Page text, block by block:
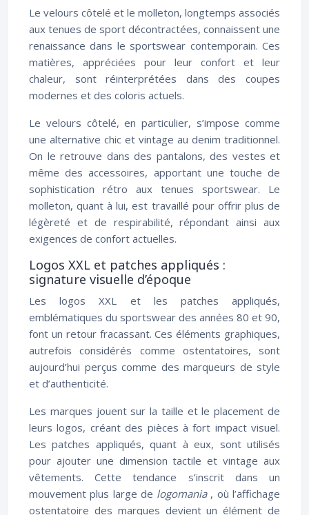
Le velours côtelé et le molleton, longtemps associés
aux tenues de sport décontractées, connaissent une
renaissance dans le sportswear contemporain. Ces
matières, appréciées pour leur confort et leur
chaleur, sont réinterprétées dans des coupes
modernes et des coloris actuels.
Le velours côtelé, en particulier, s’impose comme
une alternative chic et vintage au denim traditionnel.
On le retrouve dans des pantalons, des vestes et
même des accessoires, apportant une touche de
sophistication rétro aux tenues sportswear. Le
molleton, quant à lui, est travaillé pour offrir plus de
légèreté et de respirabilité, répondant ainsi aux
exigences de confort actuelles.
Logos XXL et patches appliqués :
signature visuelle d’époque
Les logos XXL et les patches appliqués,
emblématiques du sportswear des années 80 et 90,
font un retour fracassant. Ces éléments graphiques,
autrefois considérés comme ostentatoires, sont
aujourd’hui perçus comme des marqueurs de style
et d’authenticité.
Les marques jouent sur la taille et le placement de
leurs logos, créant des pièces à fort impact visuel.
Les patches appliqués, quant à eux, sont utilisés
pour ajouter une dimension tactile et vintage aux
vêtements. Cette tendance s’inscrit dans un
mouvement plus large de logomania , où l’affichage
ostentatoire des marques devient un élément de